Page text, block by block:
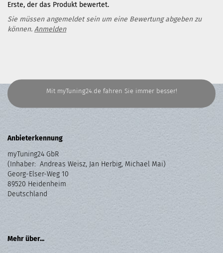
Erste, der das Produkt bewertet.
Sie müssen angemeldet sein um eine Bewertung abgeben zu
können. Anmelden
Mit myTuning24.de fahren Sie immer besser!
Anbieterkennung
myTuning24 GbR
(Inhaber: Andreas Weisz, Jan Herbig, Michael Mai)
Georg-Elser-Weg 10
89520 Heidenheim
Deutschland
Mehr über...